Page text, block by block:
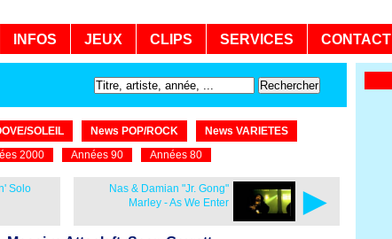
INFOS JEUX CLIPS SERVICES CONTACT
SOLEIL News POP/ROCK
News VARIETES
2000 Années 90 Années 80
Solo ►
Nas & Damian "Jr. Gong"
Marley - As We Enter